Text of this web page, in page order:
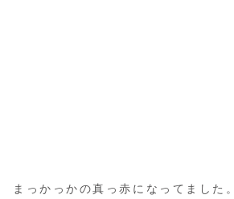
まっかっかの真っ赤になってました。